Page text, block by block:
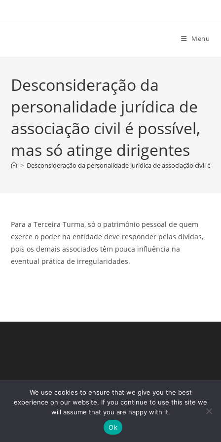
Menu
Desconsideração da
personalidade jurídica de
associação civil é possível,
mas só atinge dirigentes
> Desconsideração da personalidade jurídica de associação civil é
Para a Terceira Turma, só o patrimônio pessoal de quem
exerce o poder na entidade deve responder pelas dívidas,
pois os demais associados têm pouca influência na
eventual prática de irregularidades.
Copyright - WordPress Theme by OceanWP
We use cookies to ensure that we give you the best
experience on our website. If you continue to use this site we
will assume that you are happy with it.
Ok